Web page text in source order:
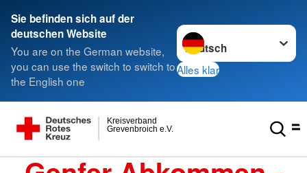
Sie befinden sich auf der
deutschen Website
You are on the German website,
you can use the switch to switch to
the English one
Sprache wechseln zu
Alles klar
Grevenbroich e.V.
Kreisverband